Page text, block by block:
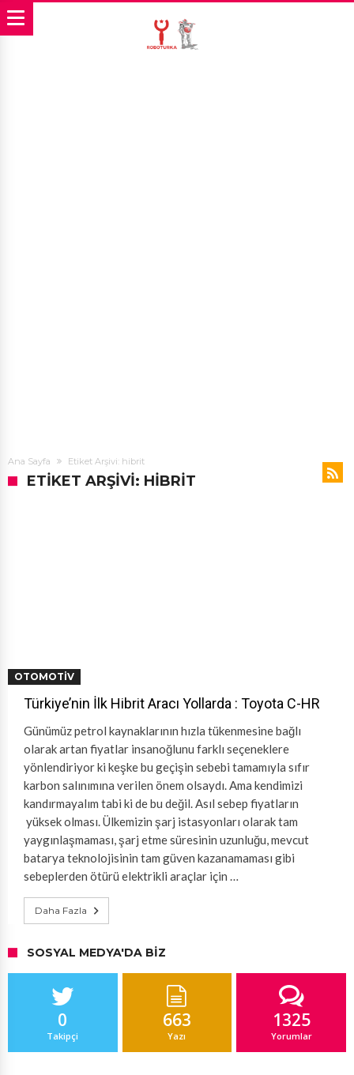
Ana Sayfa Etiket Arşivi: hibrit
ETIKET ARŞIVI: HIBRIT
OTOMOTIV
Türkiye’nin İlk Hibrit Aracı Yollarda : Toyota C-HR
Günümüz petrol kaynaklarının hızla tükenmesine bağlı
olarak artan fiyatlar insanoğlunu farklı seçeneklere
yönlendiriyor ki keşke bu geçişin sebebi tamamıyla sıfır
karbon salınımına verilen önem olsaydı. Ama kendimizi
kandırmayalım tabi ki de bu değil. Asıl sebep fiyatların
yüksek olması. Ülkemizin şarj istasyonları olarak tam
yaygınlaşmaması, şarj etme süresinin uzunluğu, mevcut
batarya teknolojisinin tam güven kazanamaması gibi
sebeplerden ötürü elektrikli araçlar için …
Daha Fazla
SOSYAL MEDYA'DA BIZ
0
Takipçi
663
Yazı
1325
Yorumlar